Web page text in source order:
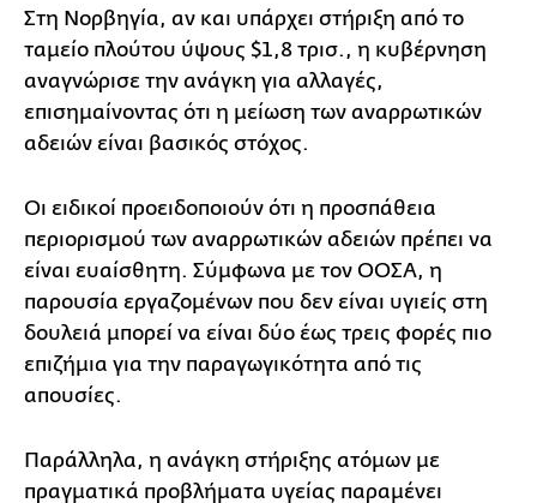
Στη Νορβηγία, αν και υπάρχει στήριξη από το
ταμείο πλούτου ύψους $1,8 τρισ., η κυβέρνηση
αναγνώρισε την ανάγκη για αλλαγές,
επισημαίνοντας ότι η μείωση των αναρρωτικών
αδειών είναι βασικός στόχος.
Οι ειδικοί προειδοποιούν ότι η προσπάθεια
περιορισμού των αναρρωτικών αδειών πρέπει να
είναι ευαίσθητη. Σύμφωνα με τον ΟΟΣΑ, η
παρουσία εργαζομένων που δεν είναι υγιείς στη
δουλειά μπορεί να είναι δύο έως τρεις φορές πιο
επιζήμια για την παραγωγικότητα από τις
απουσίες.
Παράλληλα, η ανάγκη στήριξης ατόμων με
πραγματικά προβλήματα υγείας παραμένει